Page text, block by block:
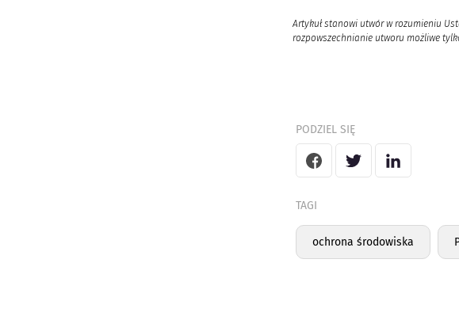
Artykuł stanowi utwór w rozumieniu
rozpowszechnianie utworu możliwe
PODZIEL SIĘ
TAGI
ochrona środowiska